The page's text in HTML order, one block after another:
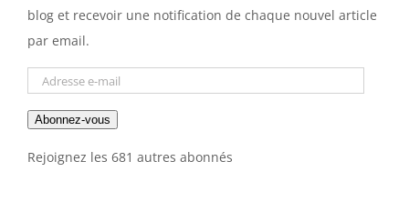
blog et recevoir une notification de chaque nouvel article
par email.
Adresse
mail
Abonnez-vous
Rejoignez les 681 autres abonnés